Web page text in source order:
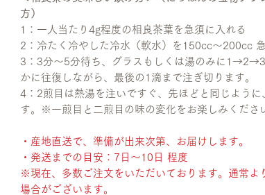
方）
1：一人当たり4g程度の相良茶葉を急須に入れる
2：冷たく冷やした冷水（軟水）を150cc〜200cc
3：3分〜5分待ち、グラスもしくは湯のみに
かに往復しながら、最後の1滴まで注ぎ切ります。
4：2煎目は熱湯を注いですぐ、先ほどと同じように
す。※一煎目と二煎目の味の変化をお楽しみくださ
・産地直送で、準備が出来次第、お届けします。
・発送までの目安：7日〜10日 程度
※現在、多数ご注文をいただいております。通常よ
場合がございます。